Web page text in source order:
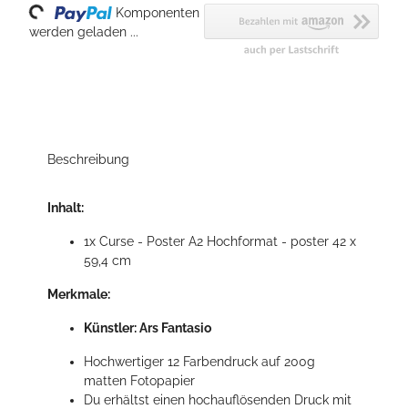
Loading...
Komponenten
werden geladen ...
Beschreibung
Inhalt:
1x Curse - Poster A2 Hochformat - poster 42 x
59,4 cm
Merkmale:
Künstler: Ars Fantasio
Hochwertiger 12 Farbendruck auf 200g
matten Fotopapier
Du erhältst einen hochauflösenden Druck mit